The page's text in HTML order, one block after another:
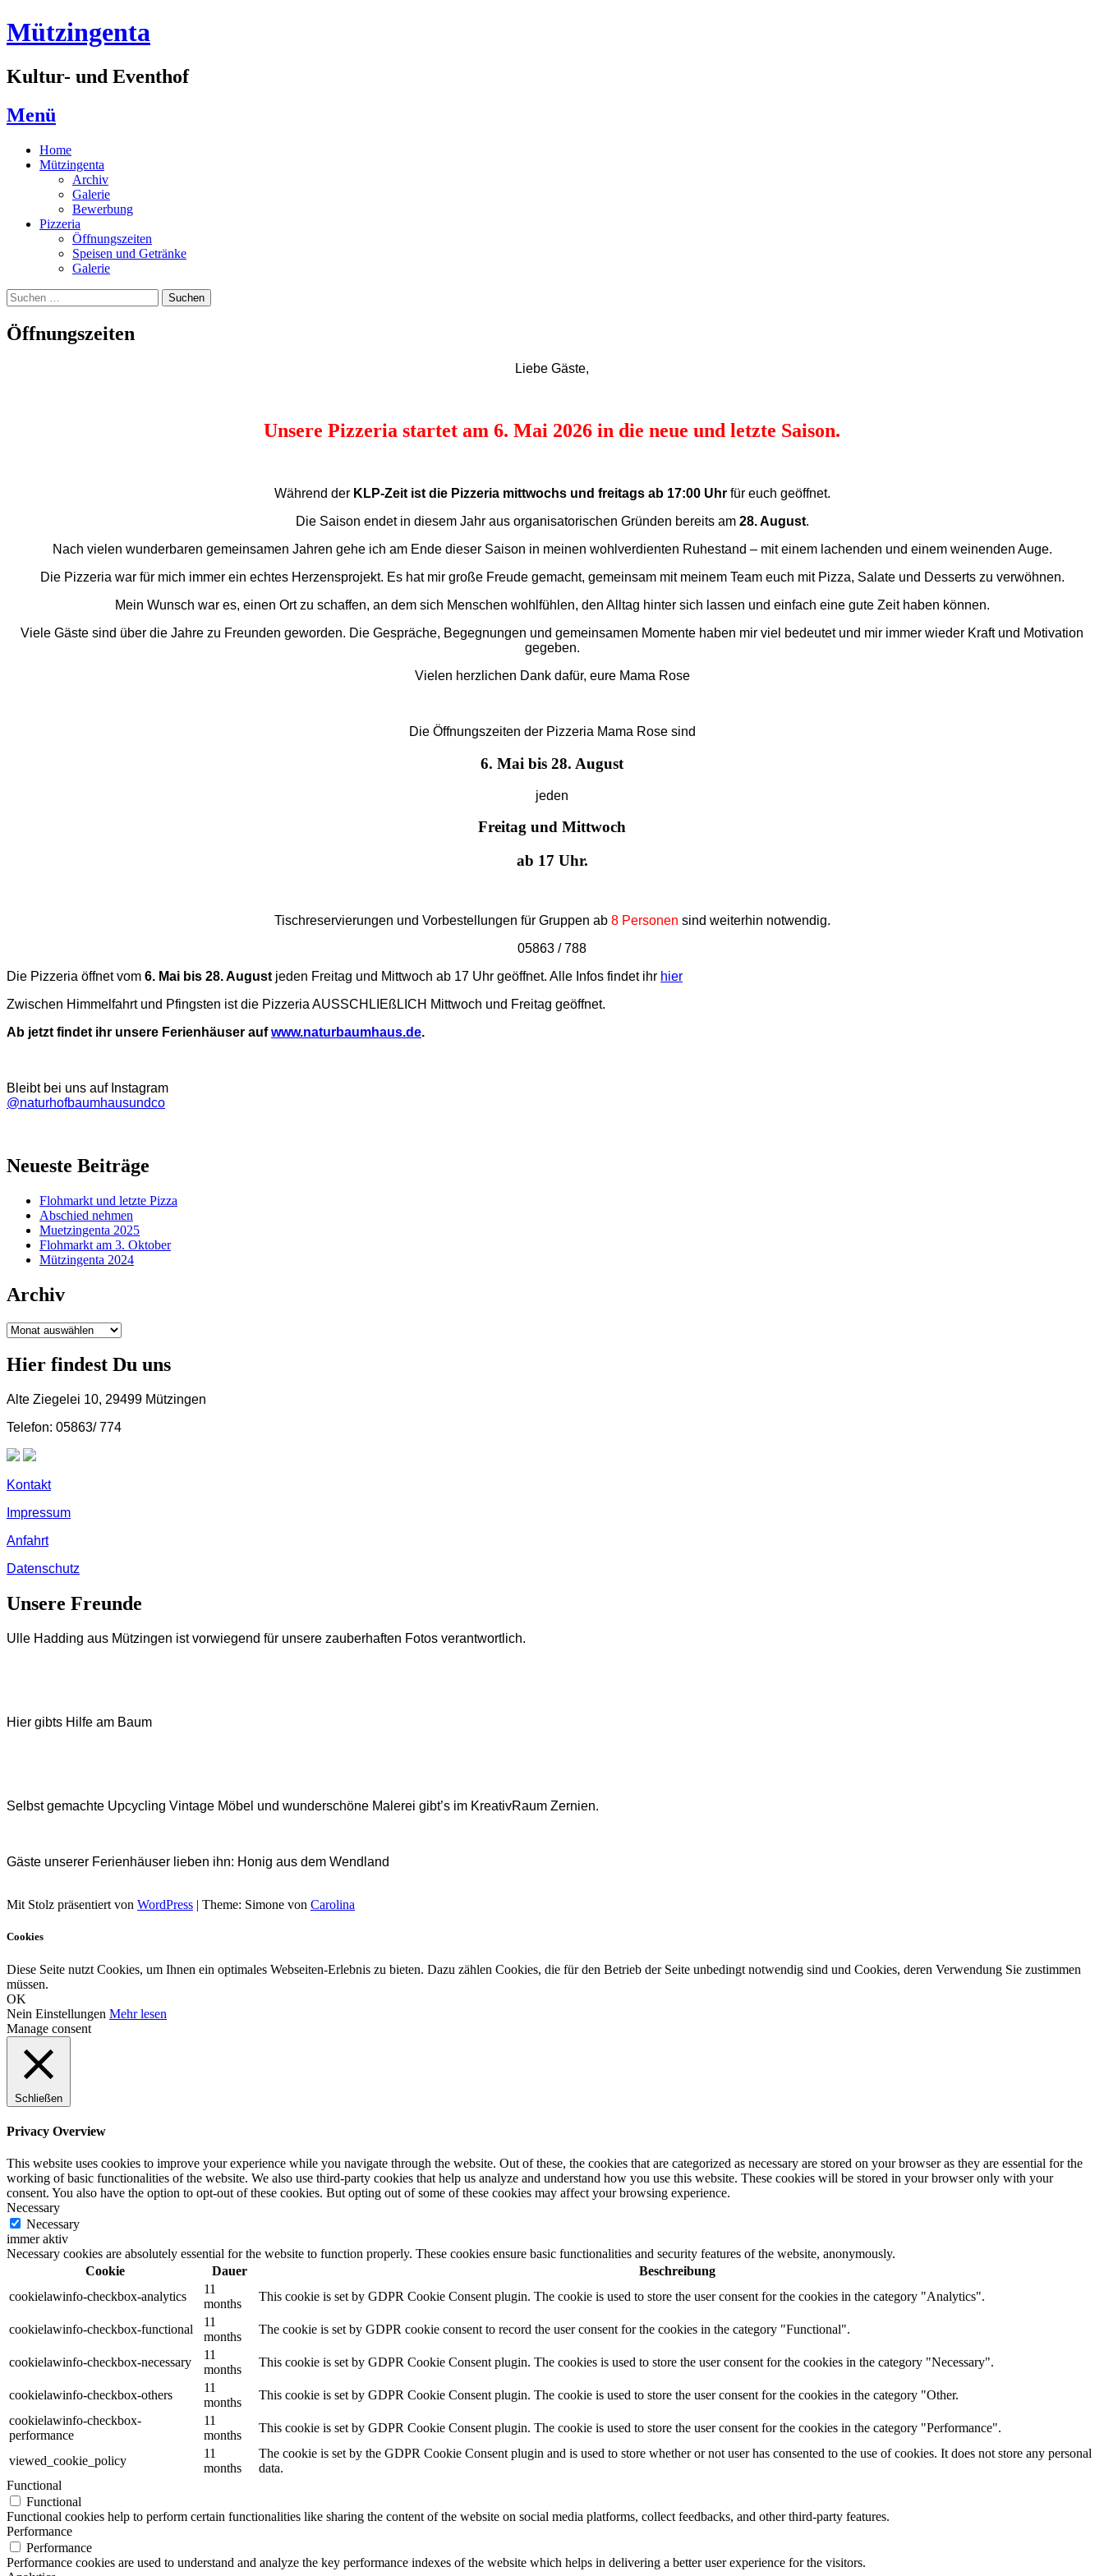
Zum
Inhalt
Mützingenta
Kultur- und Eventhof
Menü
Home
Mützingenta
Archiv
Galerie
Bewerbung
Pizzeria
Öffnungszeiten
Speisen und Getränke
Galerie
Suchen
Suchen
nach:
Öffnungszeiten
Liebe Gäste,
Unsere Pizzeria startet am 6. Mai 2026 in die neue und letzte Saison.
Während derKLP-Zeit ist die Pizzeria mittwochs und freitags ab 17:00 Uhrfür euch geöffnet.
Die Saison endet in diesem Jahr aus organisatorischen Gründen bereits am 28. August.
Nach vielen wunderbaren gemeinsamen Jahren gehe ich am Ende dieser Saison in meinen wohlverdienten Ruhestand – mit einem lachenden und einem weinenden Auge.
Die Pizzeria war für mich immer ein echtes Herzensprojekt. Es hat mir große Freude gemacht, gemeinsam mit meinem Team euch mit Pizza, Salate und Desserts zu verwöhnen.
Mein Wunsch war es, einen Ort zu schaffen, an dem sich Menschen wohlfühlen, den Alltag hinter sich lassen und einfach eine gute Zeit haben können.
Viele Gäste sind über die Jahre zu Freunden geworden. Die Gespräche, Begegnungen und gemeinsamen Momente haben mir viel bedeutet und mir immer wieder Kraft und Motivation
gegeben.
Vielen herzlichen Dank dafür, eure Mama Rose
Die Öffnungszeiten der Pizzeria Mama Rose sind
6. Mai bis 28. August
jeden
Freitag und Mittwoch
ab 17 Uhr.
Tischreservierungen und Vorbestellungen für Gruppen ab 8 Personen sind weiterhin notwendig.
05863 / 788
Die Pizzeria öffnet vom 6. Mai bis 28. August jeden Freitag und Mittwoch ab 17 Uhr geöffnet. Alle Infos findet ihr hier
Zwischen Himmelfahrt und Pfingsten ist die Pizzeria AUSSCHLIEßLICH Mittwoch und Freitag geöffnet.
Ab jetzt findet ihr unsere Ferienhäuser aufwww.naturbaumhaus.de.
Bleibt bei uns auf Instagram
@naturhofbaumhausundco
Neueste Beiträge
Flohmarkt und letzte Pizza
Abschied nehmen
Muetzingenta 2025
Flohmarkt am 3. Oktober
Mützingenta 2024
Archiv
Archiv
Hier findest Du uns
Alte Ziegelei 10, 29499 Mützingen
Telefon: 05863/ 774
Kontakt
Impressum
Anfahrt
Datenschutz
Unsere Freunde
Ulle Hadding aus Mützingen ist vorwiegend für unsere zauberhaften Fotos verantwortlich.
Hier gibts Hilfe am Baum
Selbst gemachte Upcycling Vintage Möbel und wunderschöne Malerei gibt’s im KreativRaum Zernien.
Gäste unserer Ferienhäuser lieben ihn: Honig aus dem Wendland
Mit Stolz präsentiert von WordPress | Theme: Simone von Carolina
Cookies
Diese Seite nutzt Cookies, um Ihnen ein optimales Webseiten-Erlebnis zu bieten. Dazu zählen Cookies, die für den Betrieb der Seite unbedingt notwendig sind und Cookies, deren Verwendung Sie zustimmen
müssen.
OK
Nein Einstellungen Mehr lesen
Manage consent
Schließen
Privacy Overview
This website uses cookies to improve your experience while you navigate through the website. Out of these, the cookies that are categorized as necessary are stored on your browser as they are essential for the
working of basic functionalities of the website. We also use third-party cookies that help us analyze and understand how you use this website. These cookies will be stored in your browser only with your
consent. You also have the option to opt-out of these cookies. But opting out of some of these cookies may affect your browsing experience.
Necessary
Necessary
immer aktiv
Necessary cookies are absolutely essential for the website to function properly. These cookies ensure basic functionalities and security features of the website, anonymously.
Cookie
Dauer
Beschreibung
cookielawinfo-checkbox-analytics
11
months
This cookie is set by GDPR Cookie Consent plugin. The cookie is used to store the user consent for the cookies in the category "Analytics".
cookielawinfo-checkbox-functional
11
months
The cookie is set by GDPR cookie consent to record the user consent for the cookies in the category "Functional".
cookielawinfo-checkbox-necessary
11
months
This cookie is set by GDPR Cookie Consent plugin. The cookies is used to store the user consent for the cookies in the category "Necessary".
cookielawinfo-checkbox-others
11
months
This cookie is set by GDPR Cookie Consent plugin. The cookie is used to store the user consent for the cookies in the category "Other.
cookielawinfo-checkbox-
performance
11
months
This cookie is set by GDPR Cookie Consent plugin. The cookie is used to store the user consent for the cookies in the category "Performance".
viewed_cookie_policy
11
months
The cookie is set by the GDPR Cookie Consent plugin and is used to store whether or not user has consented to the use of cookies. It does not store any personal
data.
Functional
Functional
Functional cookies help to perform certain functionalities like sharing the content of the website on social media platforms, collect feedbacks, and other third-party features.
Performance
Performance
Performance cookies are used to understand and analyze the key performance indexes of the website which helps in delivering a better user experience for the visitors.